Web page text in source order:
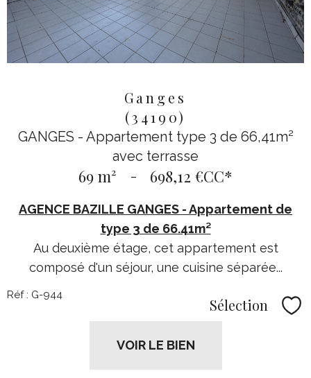
Ganges
(34190)
GANGES - Appartement type 3 de 66,41m²
avec terrasse
69 m² - 698,12 €CC*
AGENCE BAZILLE GANGES - Appartement de
type 3 de 66.41m²
Au deuxième étage, cet appartement est
composé d'un séjour, une cuisine séparée...
Réf : G-944
Sélection
VOIR LE BIEN